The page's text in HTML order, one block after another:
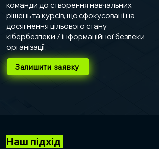
команди до створення навчальних
рішень та курсів, що сфокусовані на
досягнення цільового стану
кібербезпеки / інформаційної безпеки
організації.
Залишити заявку
Наш підхід